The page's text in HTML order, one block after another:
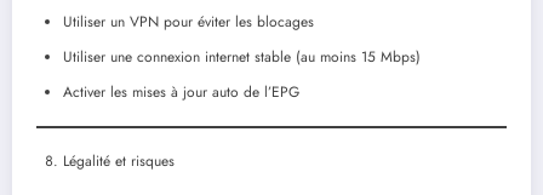
Utiliser un VPN pour éviter les blocages
Utiliser une connexion internet stable (au moins 15 Mbps)
Activer les mises à jour auto de l’EPG
Légalité et risques